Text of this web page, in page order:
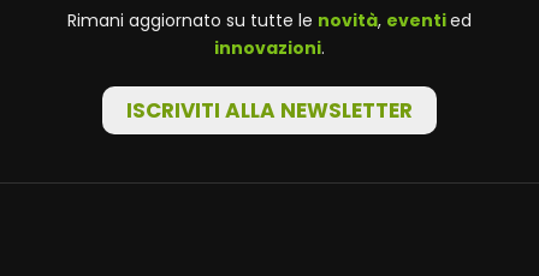
Rimani aggiornato su tutte le novità, eventied
innovazioni.
ISCRIVITI ALLA NEWSLETTER